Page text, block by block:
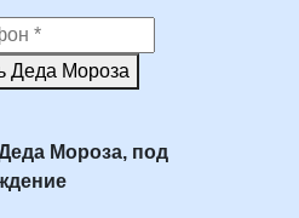
Деда Мороза
Мороза, под